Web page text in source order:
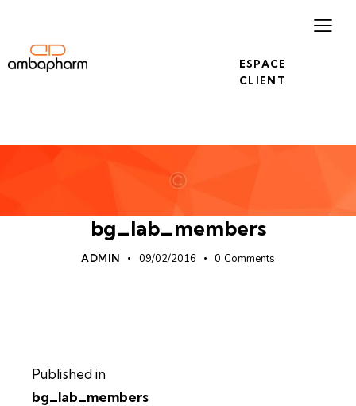
ESPACE
CLIENT
bg_lab_members
ADMIN 09/02/2016 0 Comments
Published in
bg_lab_members